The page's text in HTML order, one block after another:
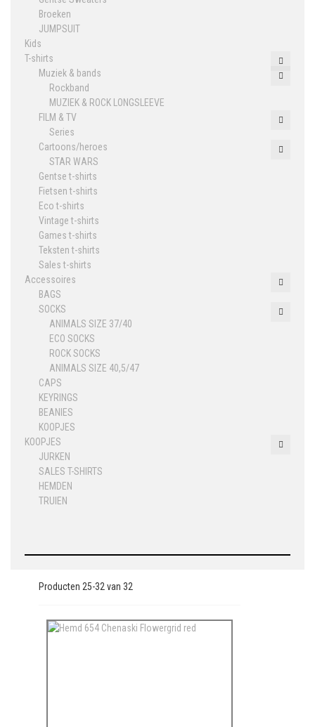
Producten 25-32 van 32
Broeken
JUMPSUIT
Kids
T-shirts
Muziek & bands
Rockband
MUZIEK & ROCK LONGSLEEVE
FILM & TV
Series
Cartoons/heroes
STAR WARS
Gentse t-shirts
Fietsen t-shirts
Eco t-shirts
Vintage t-shirts
Games t-shirts
Teksten t-shirts
Sales t-shirts
Accessoires
BAGS
SOCKS
ANIMALS SIZE 37/40
ECO SOCKS
ROCK SOCKS
ANIMALS SIZE 40,5/47
CAPS
KEYRINGS
BEANIES
KOOPJES
KOOPJES
JURKEN
SALES T-SHIRTS
HEMDEN
TRUIEN